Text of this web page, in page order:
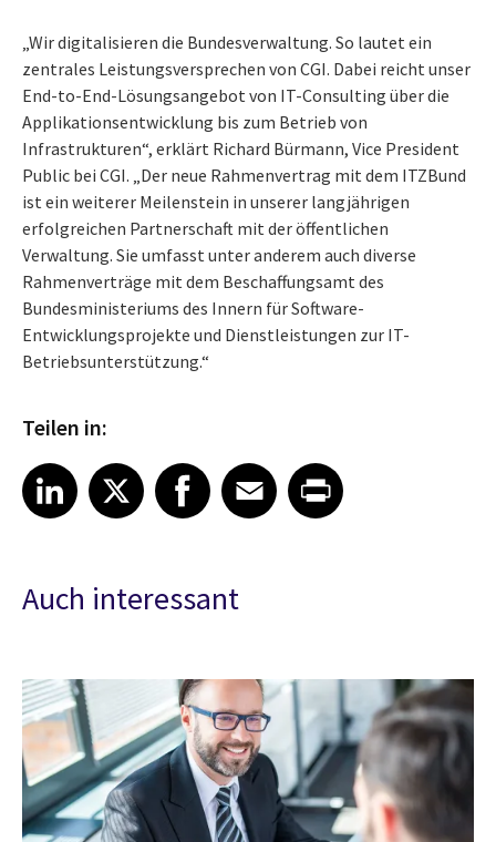
„Wir digitalisieren die Bundesverwaltung. So lautet ein
zentrales Leistungsversprechen von CGI. Dabei reicht unser
End-to-End-Lösungsangebot von IT-Consulting über die
Applikationsentwicklung bis zum Betrieb von
Infrastrukturen“, erklärt Richard Bürmann, Vice President
Public bei CGI. „Der neue Rahmenvertrag mit dem ITZBund
ist ein weiterer Meilenstein in unserer langjährigen
erfolgreichen Partnerschaft mit der öffentlichen
Verwaltung. Sie umfasst unter anderem auch diverse
Rahmenverträge mit dem Beschaffungsamt des
Bundesministeriums des Innern für Software-
Entwicklungsprojekte und Dienstleistungen zur IT-
Betriebsunterstützung.“
Teilen in:
Share article on LinkedIn
LinkedIn
Share article on XShare article on Facebook
Facebook
Share article on Email
EmailShare article on Print
Auch interessant